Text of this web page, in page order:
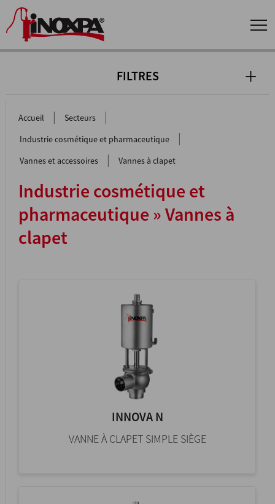
FILTRES
Accueil | Secteurs |
Industrie cosmétique et pharmaceutique |
Vannes et accessoires | Vannes à clapet
Industrie cosmétique et
pharmaceutique » Vannes à
clapet
INNOVA N
VANNE À CLAPET SIMPLE SIÈGE